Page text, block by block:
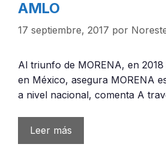
AMLO
17 septiembre, 2017 por
Al triunfo de MORENA, en
en México, asegura MORENA
a nivel nacional, comenta A
Leer más